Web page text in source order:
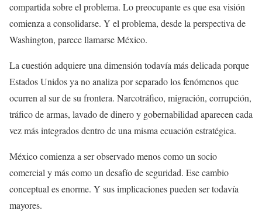
compartida sobre el problema. Lo preocupante es que esa visión
comienza a consolidarse. Y el problema, desde la perspectiva de
Washington, parece llamarse México.
La cuestión adquiere una dimensión todavía más delicada porque
Estados Unidos ya no analiza por separado los fenómenos que
ocurren al sur de su frontera. Narcotráfico, migración, corrupción,
tráfico de armas, lavado de dinero y gobernabilidad aparecen cada
vez más integrados dentro de una misma ecuación estratégica.
México comienza a ser observado menos como un socio
comercial y más como un desafío de seguridad. Ese cambio
conceptual es enorme. Y sus implicaciones pueden ser todavía
mayores.